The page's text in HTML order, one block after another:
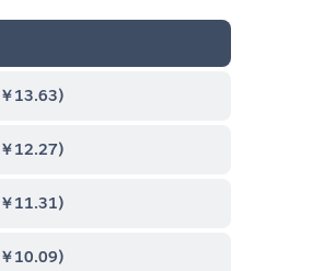
￥13.63)
￥12.27)
￥11.31)
￥10.09)